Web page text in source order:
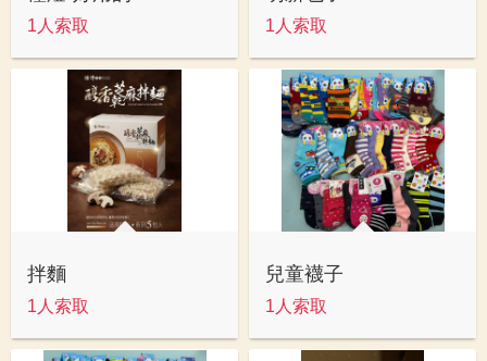
1人索取 1人索取
拌麵
1人索取
兒童襪子
1人索取